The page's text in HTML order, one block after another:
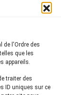
de l'Ordre des
que les
appareils.
traiter des
ID uniques sur ce